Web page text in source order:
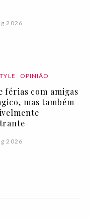
2026
OPINIÃO
férias com amigas
mas também
2026